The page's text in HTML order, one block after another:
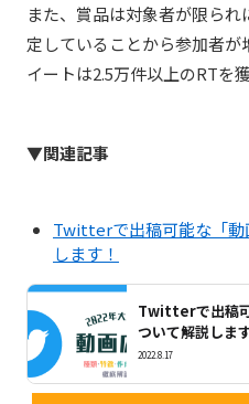
また、賞品は対象者が限ら
定していることから参加者
イートは2.5万件以上のRTを
▼関連記事
Twitterで出稿可能な「動
します！
Twitterで出稿
ついて解説しま
2022.8.17